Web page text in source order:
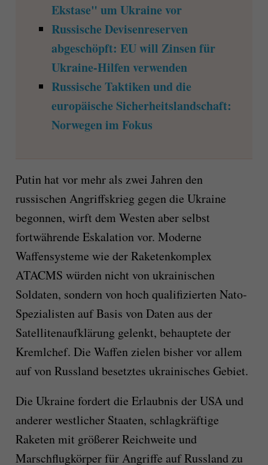
Ekstase" um Ukraine vor
Russische Devisenreserven
abgeschöpft: EU will Zinsen für
Ukraine-Hilfen verwenden
Russische Taktiken und die
europäische Sicherheitslandschaft:
Norwegen im Fokus
Putin hat vor mehr als zwei Jahren den
russischen Angriffskrieg gegen die Ukraine
begonnen, wirft dem Westen aber selbst
fortwährende Eskalation vor. Moderne
Waffensysteme wie der Raketenkomplex
ATACMS würden nicht von ukrainischen
Soldaten, sondern von hoch qualifizierten Nato-
Spezialisten auf Basis von Daten aus der
Satellitenaufklärung gelenkt, behauptete der
Kremlchef. Die Waffen zielen bisher vor allem
auf von Russland besetztes ukrainisches Gebiet.
Die Ukraine fordert die Erlaubnis der USA und
anderer westlicher Staaten, schlagkräftige
Raketen mit größerer Reichweite und
Marschflugkörper für Angriffe auf Russland zu